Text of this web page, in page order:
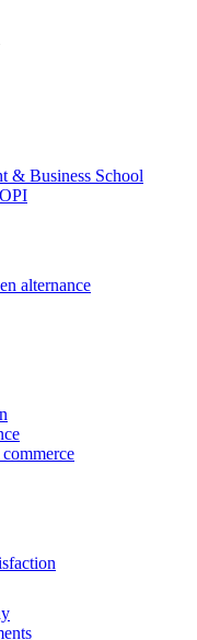
& Business School
alternance